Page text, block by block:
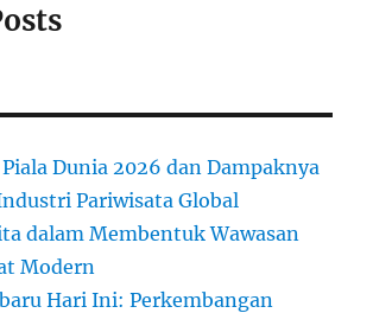
Dunia 2026 dan Dampaknya
Pariwisata Global
dalam Membentuk Wawasan
Modern
Hari Ini: Perkembangan